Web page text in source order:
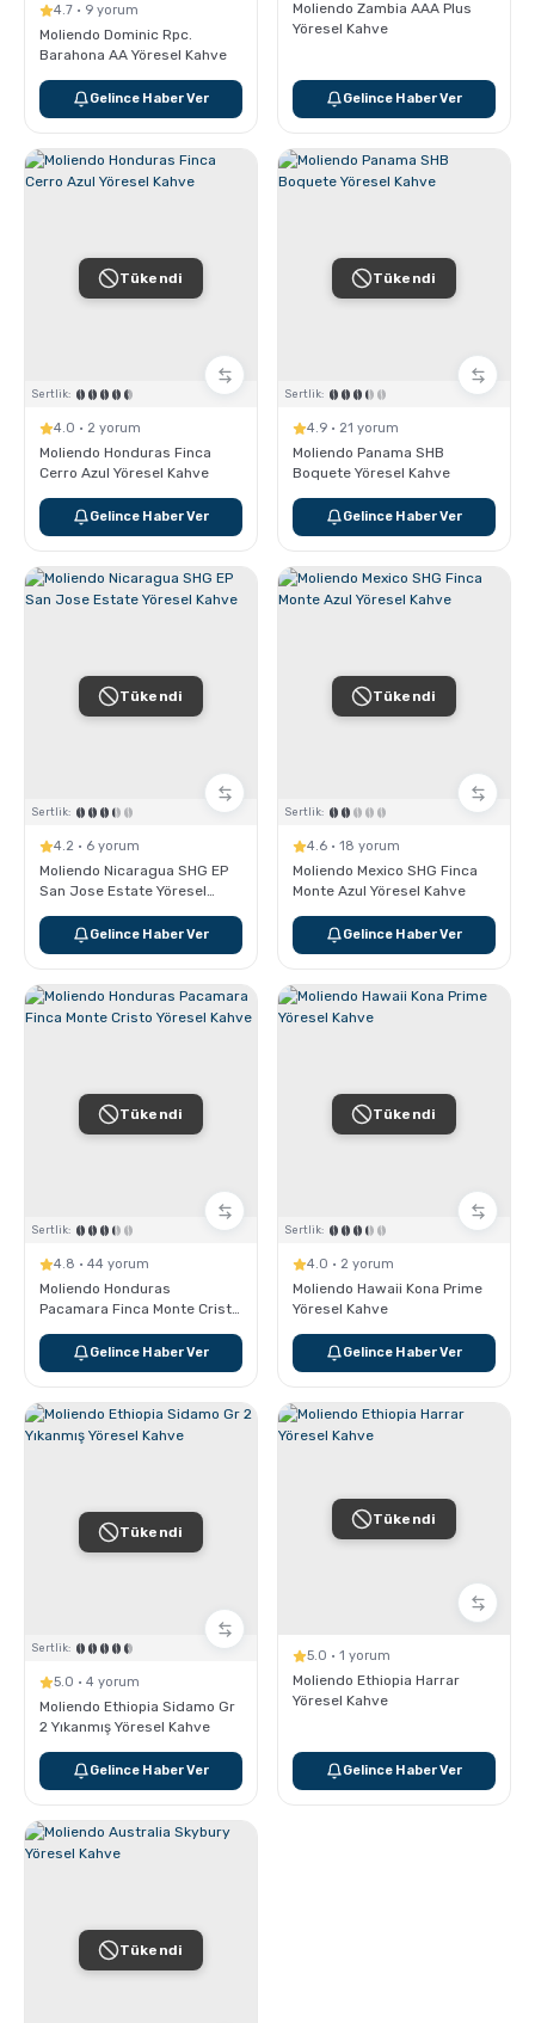
4.7 · 9 yorum
Moliendo Dominic Rpc.
Barahona AA Yöresel Kahve
Gelince Haber Ver
Moliendo Zambia AAA Plus
Yöresel Kahve
Gelince Haber Ver
Tükendi
Sertlik:
4.0 · 2 yorum
Moliendo Honduras Finca
Cerro Azul Yöresel Kahve
Gelince Haber Ver
Tükendi
Sertlik:
4.9 · 21 yorum
Moliendo Panama SHB
Boquete Yöresel Kahve
Gelince Haber Ver
Tükendi
Sertlik:
4.2 · 6 yorum
Moliendo Nicaragua SHG EP
San Jose Estate Yöresel
Gelince Haber Ver
Tükendi
Sertlik:
4.6 · 18 yorum
Moliendo Mexico SHG Finca
Monte Azul Yöresel Kahve
Gelince Haber Ver
Tükendi
Sertlik:
4.8 · 44 yorum
Moliendo Honduras
Pacamara Finca Monte Cristo
Gelince Haber Ver
Tükendi
Sertlik:
4.0 · 2 yorum
Moliendo Hawaii Kona Prime
Yöresel Kahve
Gelince Haber Ver
Tükendi
Sertlik:
5.0 · 4 yorum
Moliendo Ethiopia Sidamo Gr
2 Yıkanmış Yöresel Kahve
Gelince Haber Ver
Tükendi
5.0 · 1 yorum
Moliendo Ethiopia Harrar
Yöresel Kahve
Gelince Haber Ver
Tükendi